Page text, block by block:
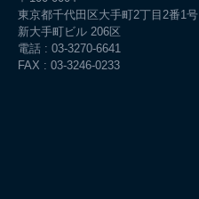
東京都千代田区大手町2丁目2番1号
新大手町ビル 206区
電話 : 03-3270-6641
FAX : 03-3246-0233